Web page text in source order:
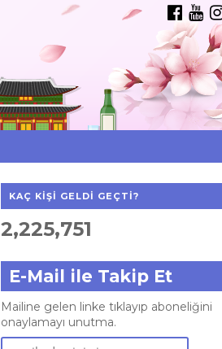
KAÇ KIŞI GELDI GEÇTI?
2,225,751
E-Mail ile Takip Et
Mailine gelen linke tıklayıp aboneliğini
onaylamayı unutma.